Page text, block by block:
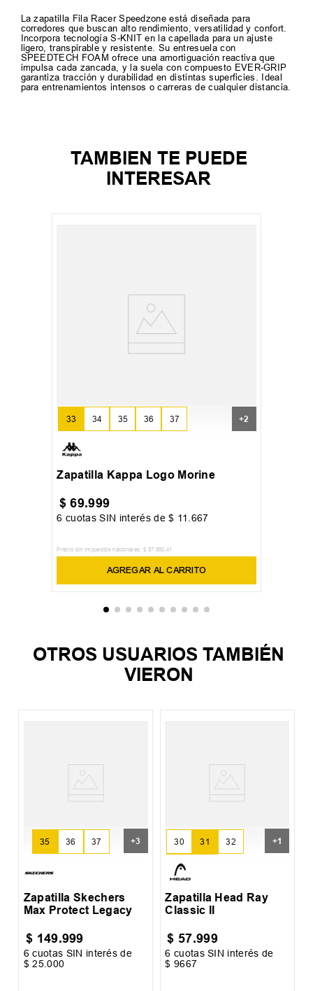
La zapatilla Fila Racer Speedzone está diseñada para
corredores que buscan alto rendimiento, versatilidad y confort.
Incorpora tecnología S-KNIT en la capellada para un ajuste
ligero, transpirable y resistente. Su entresuela con
SPEEDTECH FOAM ofrece una amortiguación reactiva que
impulsa cada zancada, y la suela con compuesto EVER-GRIP
garantiza tracción y durabilidad en distintas superficies. Ideal
para entrenamientos intensos o carreras de cualquier distancia.
TAMBIEN TE PUEDE
INTERESAR
33 34 35 36 37 +2
Zapatilla Kappa Logo Morine
$ 69.999
6 cuotas SIN interés de$ 11.667
Precio sin impuestos nacionales: $ 57.850 ,41
AGREGAR AL CARRITO
OTROS USUARIOS TAMBIÉN
VIERON
35 36 37 +3
Zapatilla Skechers
Max Protect Legacy
$ 149.999
6 cuotas SIN interés de
$ 25.000
30 31 32
33
+1
Zapatilla Head Ray
Classic II
$ 57.999
6 cuotas SIN interés de
$ 9667